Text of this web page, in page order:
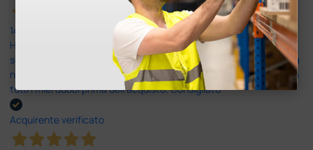
14 Luglio 2026
Ho acquistato un ecografo da Doctor Shop e sono rimasto molto
soddisfatto dell'esperienza. Apparecchiatura di qualità, consegna
nei tempi previsti e un servizio clienti disponibile che ha risposto a
tutti i miei dubbi prima dell'acquisto. Consigliato
Acquirente verificato